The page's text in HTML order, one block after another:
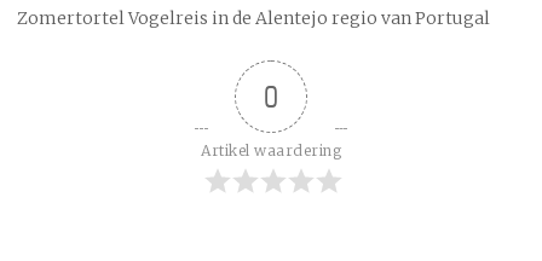
Zomertortel Vogelreis in de Alentejo regio van Portugal
0
Artikel waardering